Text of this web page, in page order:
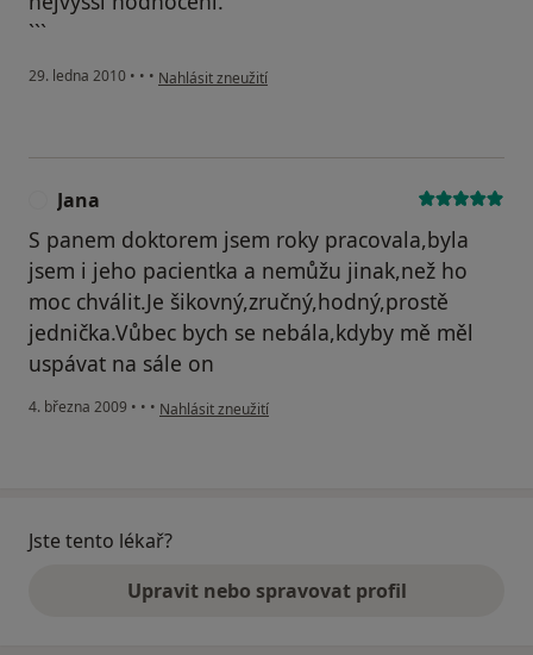
```
29. ledna 2010 • • • podle názoru uživatele Pacient
Nahlásit zneužití
Jana
S panem doktorem jsem roky pracovala,byla
jsem i jeho pacientka a nemůžu jinak,než ho
moc chválit.Je šikovný,zručný,hodný,prostě
jednička.Vůbec bych se nebála,kdyby mě měl
uspávat na sále on
4. března 2009 • • • podle názoru uživatele Jana
Nahlásit zneužití
Jste tento lékař?
Upravit nebo spravovat profil